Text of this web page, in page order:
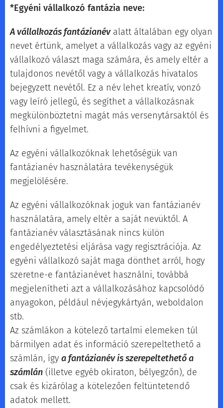
*Egyéni vállalkozó fantázia neve:
A vállalkozás fantázianévalatt általában egy olyan
nevet értünk, amelyet a vállalkozás vagy az egyéni
vállalkozó választ maga számára, és amely eltér a
tulajdonos nevétől vagy a vállalkozás hivatalos
bejegyzett nevétől. Ez a név lehet kreatív, vonzó
vagy leíró jellegű, és segíthet a vállalkozásnak
megkülönböztetni magát más versenytársaktól és
felhívni a figyelmet.
Az egyéni vállalkozóknak lehetőségük van
fantázianév használatára tevékenységük
megjelölésére.
Az egyéni vállalkozóknak joguk van fantázianév
használatára, amely eltér a saját nevüktől. A
fantázianév választásának nincs külön
engedélyeztetési eljárása vagy regisztrációja. Az
egyéni vállalkozó saját maga dönthet arról, hogy
szeretne-e fantázianévet használni, továbbá
megjelenítheti azt a vállalkozásához kapcsolódó
anyagokon, például névjegykártyán, weboldalon
stb.
Az számlákon a kötelező tartalmi elemeken túl
bármilyen adat és információ szerepeltethető a
számlán, így a fantázianév is szerepeltethető a
számlán (illetve egyéb okiraton, bélyegzőn), de
csak és kizárólag a kötelezően feltüntetendő
adatok mellett.